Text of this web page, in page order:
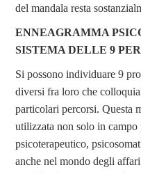
del mandala resta
ENNEAGRAMMA
SISTEMA DELLE 9
Si possono individuare 9
diversi fra loro che
particolari percorsi. Questa
utilizzata non solo in campo
psicoterapeutico,
anche nel mondo degli